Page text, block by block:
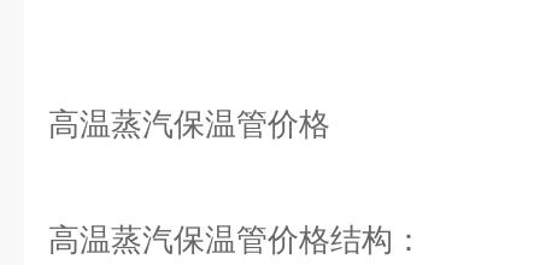
高温蒸汽保温管价格
高温蒸汽保温管价格结构：